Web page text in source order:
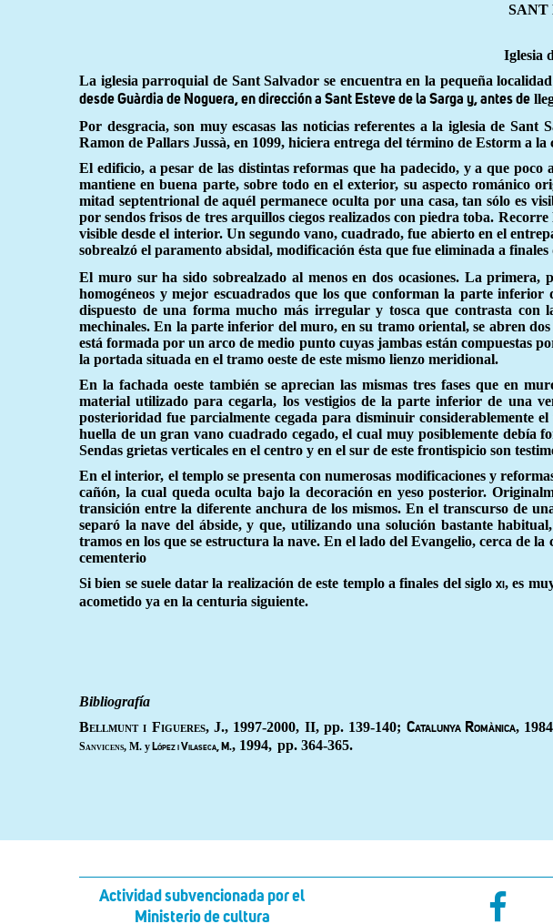
SANT
Iglesia
La iglesia parroquial de Sant Salvador se encuentra en la pequeña
desde Guàrdia de Noguera, en dirección a Sant Esteve de la Sarga y, antes de
Por desgracia, son muy escasas las noticias referentes a la iglesia de
Ramon de Pallars Jussà, en 1099, hiciera entrega del término de Estorm a
El edificio, a pesar de las distintas reformas que ha padecido, y a que
mantiene en buena parte, sobre todo en el exterior, su aspecto románico
mitad septentrional de aquél permanece oculta por una casa, tan sólo es
por sendos frisos de tres arquillos ciegos realizados con piedra toba.
visible desde el interior. Un segundo vano, cuadrado, fue abierto en el
sobrealzó el paramento absidal, modificación ésta que fue eliminada a finales
El muro sur ha sido sobrealzado al menos en dos ocasiones. La primera,
homogéneos y mejor escuadrados que los que conforman la parte
dispuesto de una forma mucho más irregular y tosca que contrasta
mechinales. En la parte inferior del muro, en su tramo oriental, se abren
está formada por un arco de medio punto cuyas jambas están compuestas
la portada situada en el tramo oeste de este mismo lienzo meridional.
En la fachada oeste también se aprecian las mismas tres fases que en
material utilizado para cegarla, los vestigios de la parte inferior de una
posterioridad fue parcialmente cegada para disminuir considerablemente
huella de un gran vano cuadrado cegado, el cual muy posiblemente
Sendas grietas verticales en el centro y en el sur de este frontispicio son
En el interior, el templo se presenta con numerosas modificaciones y
cañón, la cual queda oculta bajo la decoración en yeso posterior.
transición entre la diferente anchura de los mismos. En el transcurso de
separó la nave del ábside, y que, utilizando una solución bastante
tramos en los que se estructura la nave. En el lado del Evangelio, cerca de
cementerio
Si bien se suele datar la realización de este templo a finales del sigloxi, es
acometido ya en la centuria siguiente.
Bibliografía
Bellmunt i Figueres, J., 1997-2000, II, pp. 139-140; Catalunya Romànica,
Sanvicens, M. y López i Vilaseca, M., 1994, pp. 364-365.
Actividad subvencionada por el
Ministerio de cultura